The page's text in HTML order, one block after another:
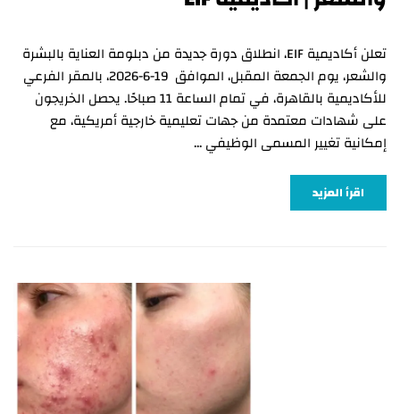
تعلن أكاديمية EIF، انطلاق دورة جديدة من دبلومة العناية بالبشرة
والشعر، يوم الجمعة المقبل، الموافق 19-6-2026، بالمقر الفرعي
للأكاديمية بالقاهرة، في تمام الساعة 11 صباحًا. يحصل الخريجون
على شهادات معتمدة من جهات تعليمية خارجية أمريكية، مع
إمكانية تغيير المسمى الوظيفي …
اقرأ المزيد